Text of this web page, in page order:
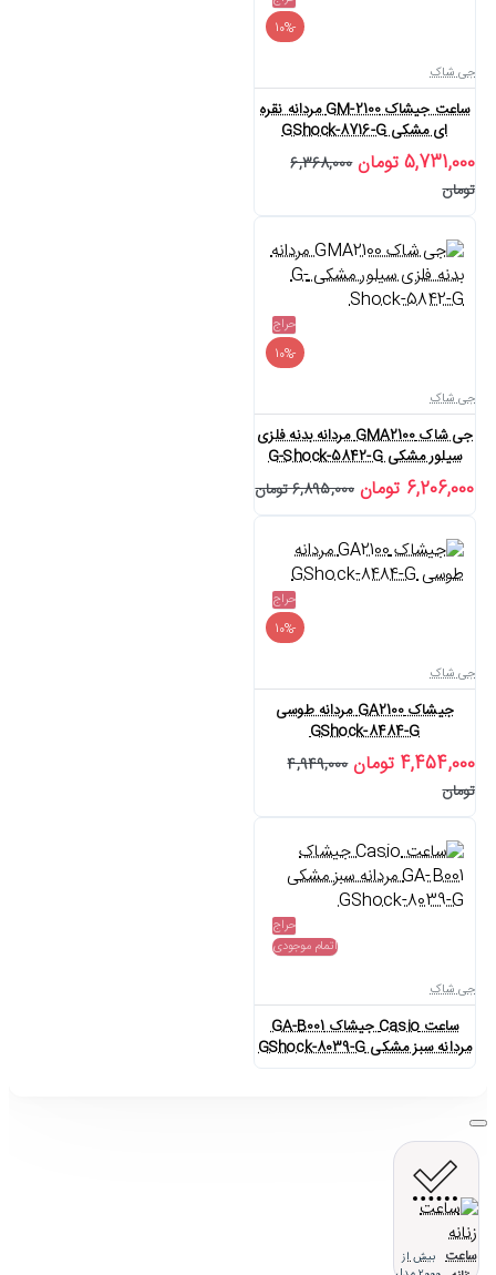
-10%
جی شاک
ساعت جیشاک GM-2100 مردانه نقره
ای مشکی GShock-8716-G
5,731,000 تومان
6,368,000
تومان
حراج
-10%
جی شاک
جی شاک GMA2100 مردانه بدنه فلزی
سیلور مشکی G-Shock-5842-G
6,206,000 تومان 6,895,000 تومان
حراج
-10%
جی شاک
جیشاک GA2100 مردانه طوسی
GShock-8484-G
4,454,000 تومان
4,949,000
تومان
حراج
اتمام موجودی
جی شاک
ساعت Casio جیشاک GA-B001
مردانه سبز مشکی GShock-8039-G
ساعت بیش از